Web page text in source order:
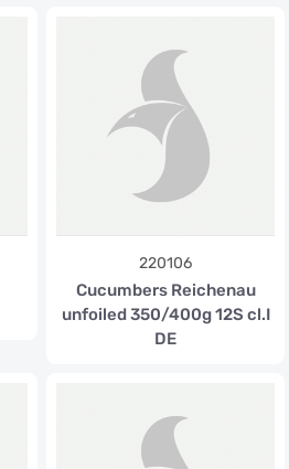
220106
Cucumbers Reichenau
unfoiled 350/400g 12S cl.I
DE